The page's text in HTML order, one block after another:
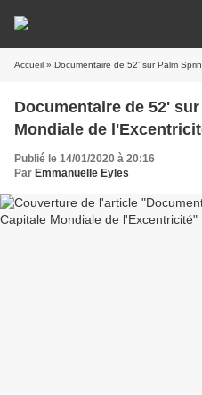
Accueil » Documentaire de 52' sur Palm
Documentaire de 52'
Mondiale de
Publié le 14/01/2020 à 20:16
Par Emmanuelle Eyles